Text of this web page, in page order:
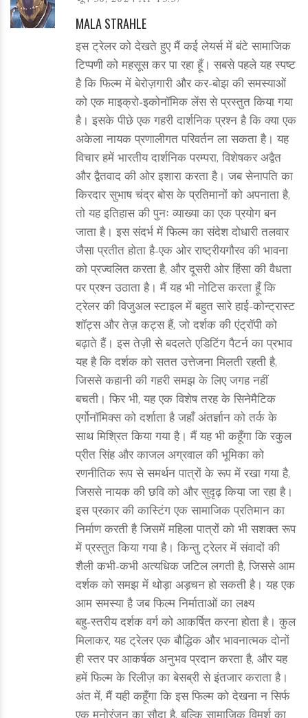
MALA STRAHLE
इस ट्रेलर को देखते हुए मैं कई लेयर्स में बंटे सामाजिक
टिप्पणी को महसूस कर पा रहा हूँ। सबसे पहले यह स्पष्ट
है कि फिल्म में बेरोज़गारी और कर‑बोझ की समस्याओं
को एक माइक्रो‑इकोनॉमिक लेंस से प्रस्तुत किया गया
है। इसके पीछे एक गहरी दार्शनिक प्रश्न है कि क्या एक
अकेला नायक प्रणालीगत परिवर्तन ला सकता है। यह
विचार हमें भारतीय दार्शनिक परम्परा, विशेषकर अद्वैत
और द्वैतवाद की ओर इशारा करता है। जब सेनापति का
किरदार सुभाष चंद्र बोस के प्रतिमानों को अपनाता है,
तो यह इतिहास की पुनः व्याख्या का एक प्रयोग बन
जाता है। इस संदर्भ में फिल्म का संदेश दोधारी तलवार
जैसा प्रतीत होता है-एक ओर राष्ट्रीयगौरव की भावना
को प्रज्वलित करता है, और दूसरी ओर हिंसा की वैधता
पर प्रश्न उठाता है। मैं यह भी नोटिस करता हूँ कि
ट्रेलर की विजुअल स्टाइल में बहुत सारे हाई‑कोन्ट्रास्ट
शॉट्स और तेज़ कट्स हैं, जो दर्शक की एंट्रॉपी को
बढ़ाते हैं। इस तेज़ी से बदलते एडिटिंग पैटर्न का प्रभाव
यह है कि दर्शक को सतत उत्तेजना मिलती रहती है,
जिससे कहानी की गहरी समझ के लिए जगह नहीं
बचती। फिर भी, यह एक विशेष तरह के सिनेमैटिक
एर्गोनॉमिक्स को दर्शाता है जहाँ अंतर्ज्ञान को तर्क के
साथ मिश्रित किया गया है। मैं यह भी कहूँगा कि रकुल
प्रीत सिंह और काजल अग्रवाल की भूमिका को
रणनीतिक रूप से समर्थन पात्रों के रूप में रखा गया है,
जिससे नायक की छवि को और सुदृढ़ किया जा रहा है।
इस प्रकार की कास्टिंग एक सामाजिक प्रतिमान का
निर्माण करती है जिसमें महिला पात्रों को भी सशक्त रूप
में प्रस्तुत किया गया है। किन्तु ट्रेलर में संवादों की
शैली कभी‑कभी अत्यधिक जटिल लगती है, जिससे आम
दर्शक को समझ में थोड़ा अड़चन हो सकती है। यह एक
आम समस्या है जब फिल्म निर्माताओं का लक्ष्य
बहु‑स्तरीय दर्शक वर्ग को आकर्षित करना होता है। कुल
मिलाकर, यह ट्रेलर एक बौद्धिक और भावनात्मक दोनों
ही स्तर पर आकर्षक अनुभव प्रदान करता है, और यह
हमें फिल्म के रिलीज़ का बेसब्री से इंतजार कराता है।
अंत में, मैं यही कहूँगा कि इस फिल्म को देखना न सिर्फ